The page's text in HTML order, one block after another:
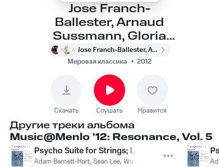
Jose Franch-
Ballester, Arnaud
Sussmann, Gloria
Chien, Jose Franch-
Ballester, Arnaud
Sussmann, Gloria
Chien - Trio for
Clarinet, Violin, and
Piano; I. Freylakh
Jose Franch-Ballester, Arnaud Sussmann, Gloria Chien, Jose Franch-Ballester, Arnaud Sussmann, Gloria Chien
Мировая классика
2012
Скачать Слушать Нравится
Другие треки альбома
Music@Menlo '12: Resonance, Vol. 5
Psycho Suite for Strings; I. Prelude
Adam Barnett-Hart, Sean Lee, Wu Jie Paul